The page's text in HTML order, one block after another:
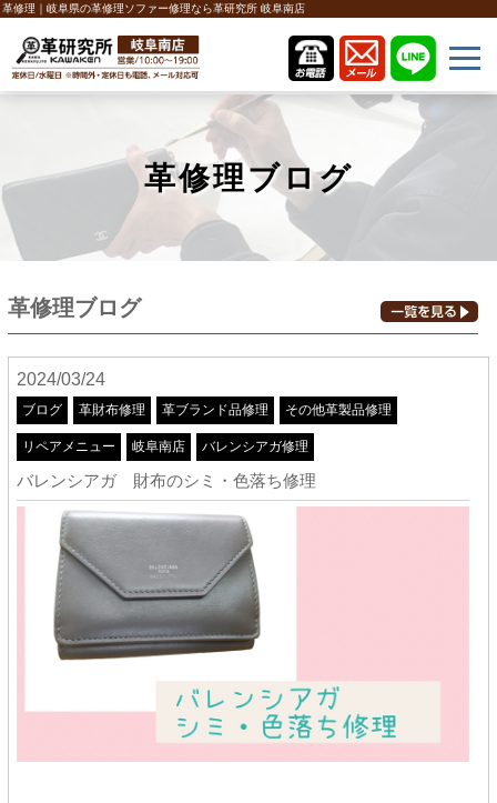
革修理｜岐阜県の革修理ソファー修理なら革研究所 岐阜南店
革修理ブログ
革修理ブログ
2024/03/24
ブログ 革財布修理 革ブランド品修理 その他革製品修理
リペアメニュー 岐阜南店 バレンシアガ修理
バレンシアガ 財布のシミ・色落ち修理